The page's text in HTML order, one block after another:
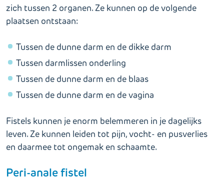
zich tussen 2 organen. Ze kunnen op de volgende
plaatsen ontstaan:
Tussen de dunne darm en de dikke darm
Tussen darmlissen onderling
Tussen de dunne darm en de blaas
Tussen de dunne darm en de vagina
Fistels kunnen je enorm belemmeren in je dagelijks
leven. Ze kunnen leiden tot pijn, vocht- en pusverlies
en daarmee tot ongemak en schaamte.
Peri-anale fistel